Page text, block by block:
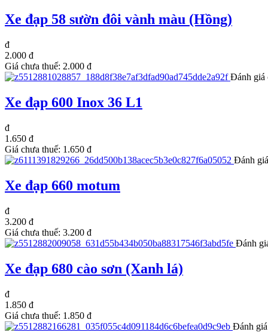
Xe đạp 58 sườn đôi vành màu (Hồng)
đ
2.000 đ
Giá chưa thuế: 2.000 đ
Đánh giá
Xe đạp 600 Inox 36 L1
đ
1.650 đ
Giá chưa thuế: 1.650 đ
Đánh
Xe đạp 660 motum
đ
3.200 đ
Giá chưa thuế: 3.200 đ
Đánh
Xe đạp 680 cào sơn (Xanh lá)
đ
1.850 đ
Giá chưa thuế: 1.850 đ
Đánh